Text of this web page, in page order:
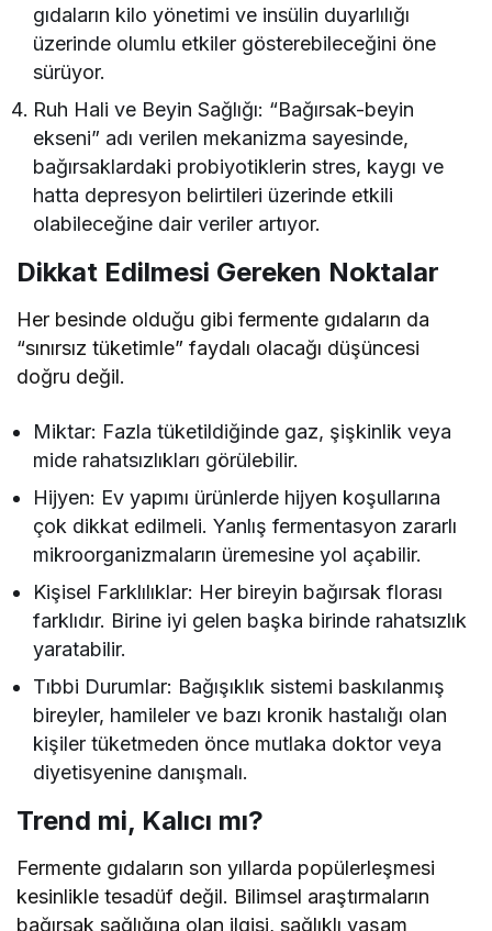
gıdaların kilo yönetimi ve insülin duyarlılığı
üzerinde olumlu etkiler gösterebileceğini öne
sürüyor.
Ruh Hali ve Beyin Sağlığı: “Bağırsak-beyin
ekseni” adı verilen mekanizma sayesinde,
bağırsaklardaki probiyotiklerin stres, kaygı ve
hatta depresyon belirtileri üzerinde etkili
olabileceğine dair veriler artıyor.
Dikkat Edilmesi Gereken Noktalar
Her besinde olduğu gibi fermente gıdaların da
“sınırsız tüketimle” faydalı olacağı düşüncesi
doğru değil.
Miktar: Fazla tüketildiğinde gaz, şişkinlik veya
mide rahatsızlıkları görülebilir.
Hijyen: Ev yapımı ürünlerde hijyen koşullarına
çok dikkat edilmeli. Yanlış fermentasyon zararlı
mikroorganizmaların üremesine yol açabilir.
Kişisel Farklılıklar: Her bireyin bağırsak florası
farklıdır. Birine iyi gelen başka birinde rahatsızlık
yaratabilir.
Tıbbi Durumlar: Bağışıklık sistemi baskılanmış
bireyler, hamileler ve bazı kronik hastalığı olan
kişiler tüketmeden önce mutlaka doktor veya
diyetisyenine danışmalı.
Trend mi, Kalıcı mı?
Fermente gıdaların son yıllarda popülerleşmesi
kesinlikle tesadüf değil. Bilimsel araştırmaların
bağırsak sağlığına olan ilgisi, sağlıklı yaşam